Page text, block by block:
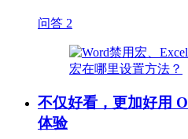
问答 2
不仅好看，更加好用
体验